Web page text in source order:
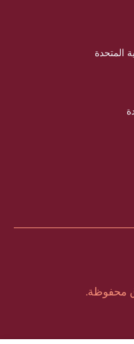
المتحدة
محفوظة.